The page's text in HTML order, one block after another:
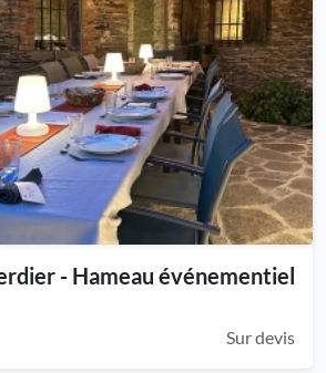
- Hameau événementiel
Sur devis